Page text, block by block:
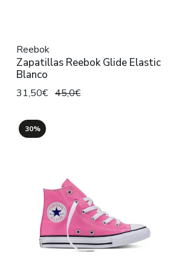
Reebok
Zapatillas Reebok Glide Elastic
Blanco
31,50€ 45,0€
30%